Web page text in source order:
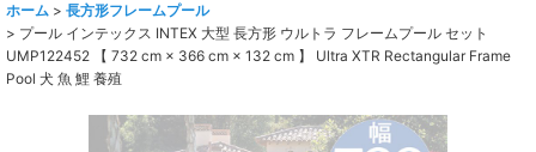
ホーム > 長方形フレームプール
> プール インテックス INTEX 大型 長方形 ウルトラ フレームプール セット
UMP122452 【 732 cm × 366 cm × 132 cm 】 Ultra XTR Rectangular Frame
Pool 犬 魚 鯉 養殖